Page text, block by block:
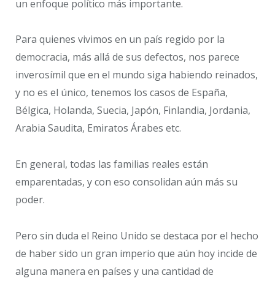
un enfoque político más importante.
Para quienes vivimos en un país regido por la
democracia, más allá de sus defectos, nos parece
inverosímil que en el mundo siga habiendo reinados,
y no es el único, tenemos los casos de España,
Bélgica, Holanda, Suecia, Japón, Finlandia, Jordania,
Arabia Saudita, Emiratos Árabes etc.
En general, todas las familias reales están
emparentadas, y con eso consolidan aún más su
poder.
Pero sin duda el Reino Unido se destaca por el hecho
de haber sido un gran imperio que aún hoy incide de
alguna manera en países y una cantidad de